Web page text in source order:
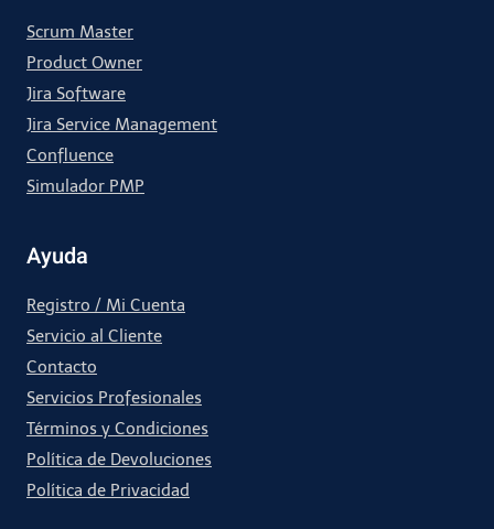
Scrum Master
Product Owner
Jira Software
Jira Service Management
Confluence
Simulador PMP
Ayuda
Registro / Mi Cuenta
Servicio al Cliente
Contacto
Servicios Profesionales
Términos y Condiciones
Política de Devoluciones
Política de Privacidad